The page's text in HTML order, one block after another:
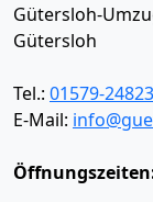
Gütersloh-
Gütersloh
Tel.: 01579-
E-Mail: